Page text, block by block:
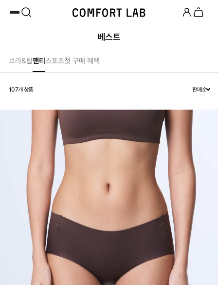
카카오채널 추가하고 10,000원 쿠폰 받기
베스트
브라&탑팬티스포츠첫 구매 혜택
107개 상품 판매순